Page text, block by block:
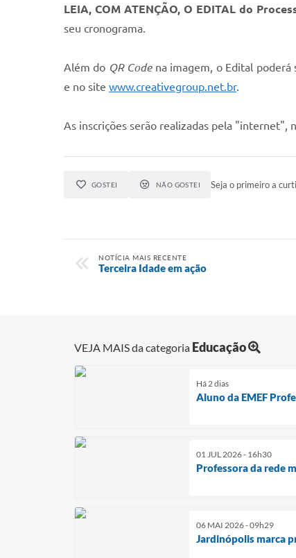
LEIA, COM ATENÇÃO, O EDITAL do
seu cronograma.
Além do QR Codena imagem, o Edital poderá
e no site www.creativegroup.net.br.
As inscrições serão realizadas pela "internet",
GOSTEI NÃO GOSTEI Seja o primeiro a
NOTÍCIA MAIS RECENTE
Terceira Idade em ação
VEJA MAIS da categoria Educação
Há 2 dias
Aluno da EMEF
01 JUL 2026 - 16h30
Professora da rede
06 MAI 2026 - 09h29
Jardinópolis marca